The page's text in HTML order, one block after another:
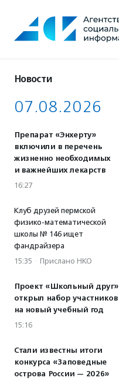
содержанию
Новости
07.08.2026
Препарат «Энхерту»
включили в перечень
жизненно необходимых
и важнейших лекарств
16:27
Клуб друзей пермской
физико-математической
школы № 146 ищет
фандрайзера
15:35 · Прислано НКО
Проект «Школьный друг»
открыл набор участников
на новый учебный год
15:16
Стали известны итоги
конкурса «Заповедные
острова России — 2026»